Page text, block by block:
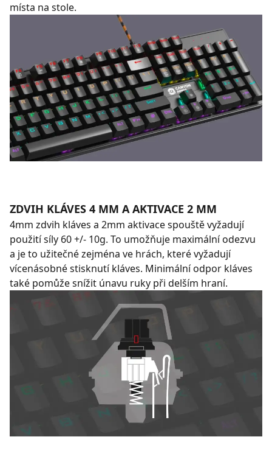
místa na stole.
ZDVIH KLÁVES 4 MM A AKTIVACE 2 MM
4mm zdvih kláves a 2mm aktivace spouště vyžadují
použití síly 60 +/- 10g. To umožňuje maximální odezvu
a je to užitečné zejména ve hrách, které vyžadují
vícenásobné stisknutí kláves. Minimální odpor kláves
také pomůže snížit únavu ruky při delším hraní.